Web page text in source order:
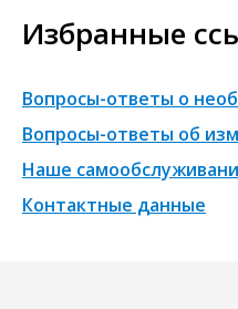
Избранные
Вопросы-ответы о
Вопросы-ответы об
Наше
Контактные данные